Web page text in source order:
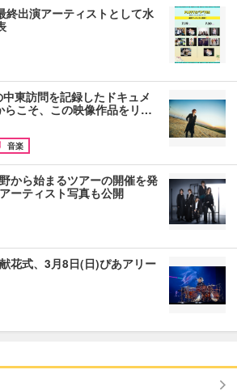
終出演アーティストとして水
東訪問を記録したドキュメ
こそ、この映像作品をリ…
音楽
から始まるツアーの開催を発
ーティスト写真も公開
花式、3月8日(日)ぴあアリー